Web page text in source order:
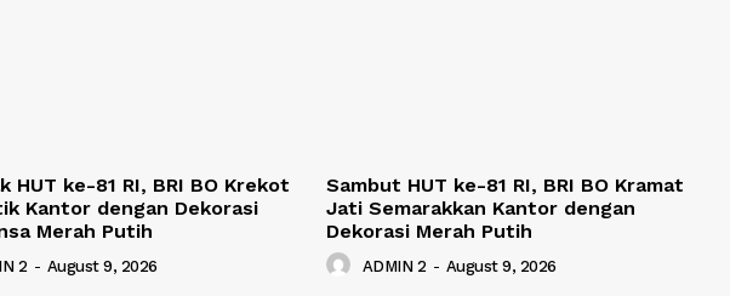
HUT ke-81 RI, BRI BO Krekot
Kantor dengan Dekorasi
Merah Putih
2 - August 9, 2026
Sambut HUT ke-81 RI, BRI BO Kramat
Jati Semarakkan Kantor dengan
Dekorasi Merah Putih
ADMIN 2 - August 9, 2026